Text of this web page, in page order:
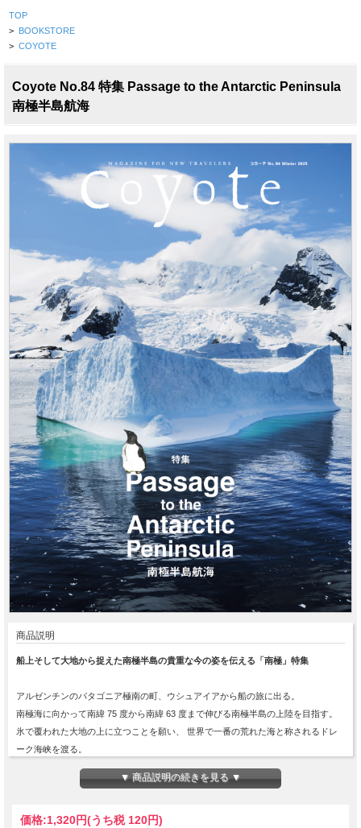
TOP
> BOOKSTORE
> COYOTE
Coyote No.84 特集 Passage to the Antarctic Peninsula
南極半島航海
商品説明
船上そして大地から捉えた南極半島の貴重な今の姿を伝える「南極」特集
アルゼンチンのパタゴニア極南の町、ウシュアイアから船の旅に出る。
南極海に向かって南緯 75 度から南緯 63 度まで伸びる南極半島の上陸を目指す。
氷で覆われた大地の上に立つことを願い、 世界で一番の荒れた海と称されるドレ
ーク海峡を渡る。
南の果て、南極への旅へと、黒田征太郎を誘った。
▼ 商品説明の続きを見る ▼
価格:1,320円(うち税 120円)